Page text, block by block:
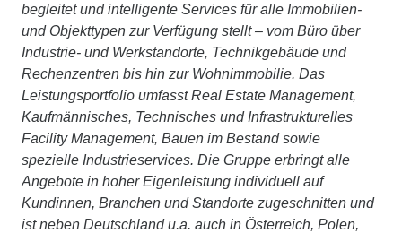
begleitet und intelligente Services für alle Immobilien-
und Objekttypen zur Verfügung stellt – vom Büro über
Industrie- und Werkstandorte, Technikgebäude und
Rechenzentren bis hin zur Wohnimmobilie. Das
Leistungsportfolio umfasst Real Estate Management,
Kaufmännisches, Technisches und Infrastrukturelles
Facility Management, Bauen im Bestand sowie
spezielle Industrieservices. Die Gruppe erbringt alle
Angebote in hoher Eigenleistung individuell auf
Kundinnen, Branchen und Standorte zugeschnitten und
ist neben Deutschland u.a. auch in Österreich, Polen,